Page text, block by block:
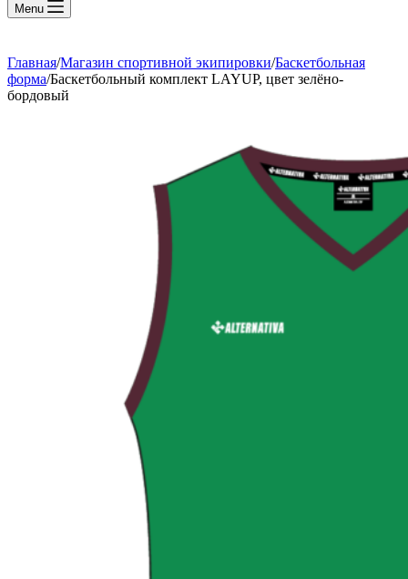
Menu
Главная/Магазин спортивной экипировки/Баскетбольная
форма/Баскетбольный комплект LAYUP, цвет зелёно-
бордовый